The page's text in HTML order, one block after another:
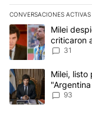
CONVERSACIONES ACTIVAS
Este listado muestra
Un artículo de
Milei
criticaron
anti-Messi”
31
Un artículo deMilei, listo
93